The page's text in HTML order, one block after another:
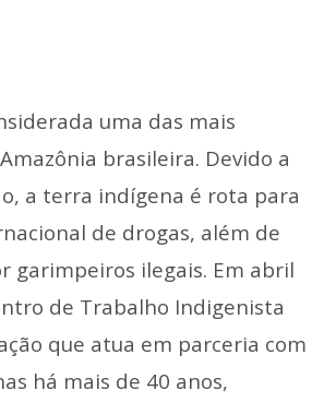
uma das mais
brasileira. Devido a
a terra indígena é rota para
de drogas, além de
garimpeiros ilegais. Em abril
de Trabalho Indigenista
que atua em parceria com
há mais de 40 anos,